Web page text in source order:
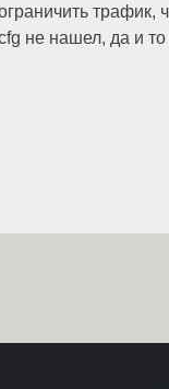
трафик,
не нашел, да и